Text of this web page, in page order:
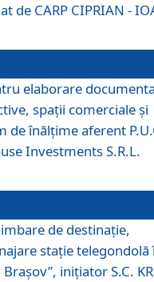
de CARP CIPRIAN -
elaborare
spaţii comerciale şi
înălţime aferent
Investments S.R.L.
de destinaţie,
staţie telegondolă
iniţiator S.C.